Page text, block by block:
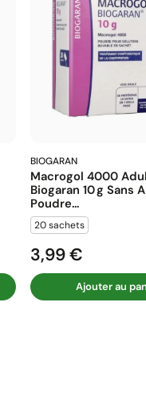
BIOGARAN
Macrogol 4000
Biogaran 10 G Sans
Poudre...
20 sachets
Prix
3,99 €
Ajouter au